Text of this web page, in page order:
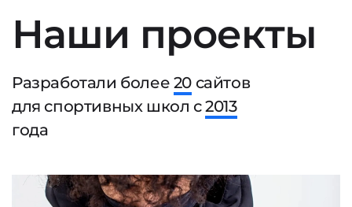
Наши проекты
Разработали более 20 сайтов
для спортивных школ с2013
года